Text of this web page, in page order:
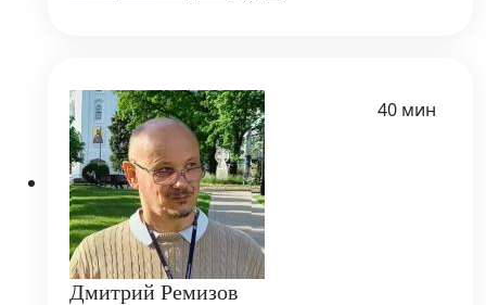
Дмитрий Ремизов
40 мин